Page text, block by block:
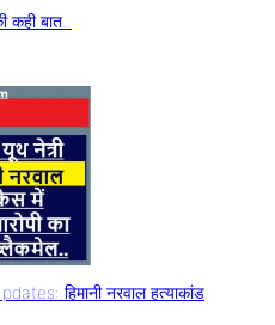
कही बात..
हिमानी नरवाल हत्याकांड